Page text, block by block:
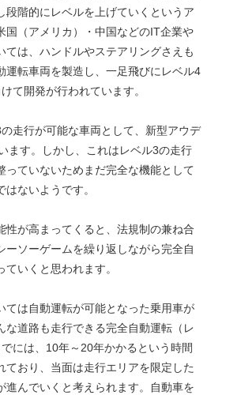
段階的にレベルを上げていくというア
国（アメリカ）・中国などのIT企業や
ては、ハンドルやステアリングさえも
運転車両を製造し、一足飛びにレベル4
て開発が行われています。
走行が可能な車両として、新型アウデ
ます。しかし、これはレベル3の走行
っていないためまだ完全な機能として
ないようです。
性が高まってくると、法規制の兼ね合
ーソーゲームを繰り返しながら完全自
いくと思われます。
ては自動運転が可能となった乗用車が
な道路も走行できる完全自動運転（レ
には、10年～20年かかるという時間
ており、当面は走行エリアを限定した
進んでいくと考えられます。自動車を